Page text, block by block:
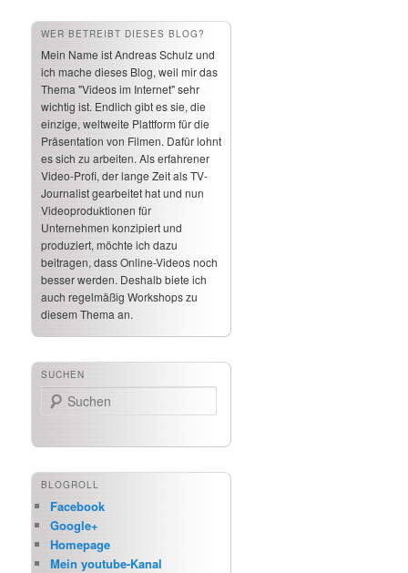
WER BETREIBT DIESES BLOG?
Mein Name ist Andreas Schulz und
ich mache dieses Blog, weil mir das
Thema "Videos im Internet" sehr
wichtig ist. Endlich gibt es sie, die
einzige, weltweite Plattform für die
Präsentation von Filmen. Dafür lohnt
es sich zu arbeiten. Als erfahrener
Video-Profi, der lange Zeit als TV-
Journalist gearbeitet hat und nun
Videoproduktionen für
Unternehmen konzipiert und
produziert, möchte ich dazu
beitragen, dass Online-Videos noch
besser werden. Deshalb biete ich
auch regelmäßig Workshops zu
diesem Thema an.
SUCHEN
Suchen
BLOGROLL
Facebook
Google+
Homepage
Mein youtube-Kanal